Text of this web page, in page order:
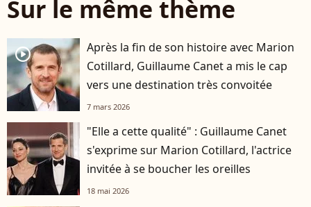
Sur le même thème
player2
Après la fin de son histoire avec Marion
Cotillard, Guillaume Canet a mis le cap
vers une destination très convoitée
7 mars 2026
"Elle a cette qualité" : Guillaume Canet
s'exprime sur Marion Cotillard, l'actrice
invitée à se boucher les oreilles
18 mai 2026